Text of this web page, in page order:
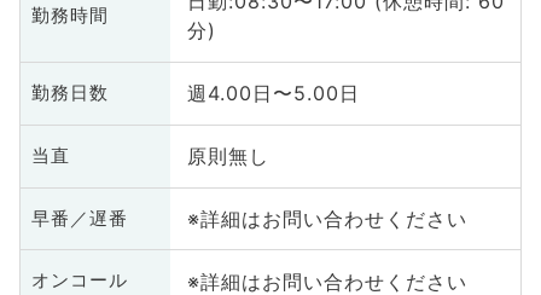
勤務時間
分)
勤務日数 週4.00日〜5.00日
当直 原則無し
早番／遅番 ※詳細はお問い合わせください
オンコール ※詳細はお問い合わせください